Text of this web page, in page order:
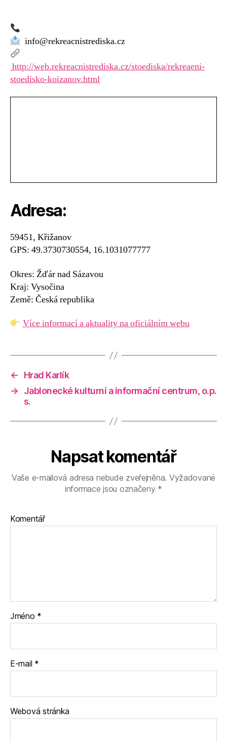
info@rekreacnistrediska.cz
http://web.rekreacnistrediska.cz/stoediska/rekreaeni-
stoedisko-koizanov.html
Adresa:
59451, Křižanov
GPS: 49.3730730554, 16.1031077777
Okres: Žďár nad Sázavou
Kraj: Vysočina
Země: Česká republika
Více informací a aktuality na oficiálním webu
←
Hrad Karlík
→
Jablonecké kulturní a informační centrum, o.p.
s.
Napsat komentář
Vaše e-mailová adresa nebude zveřejněna. Vyžadované
informace jsou označeny *
Komentář
Jméno *
E-mail *
Webová stránka